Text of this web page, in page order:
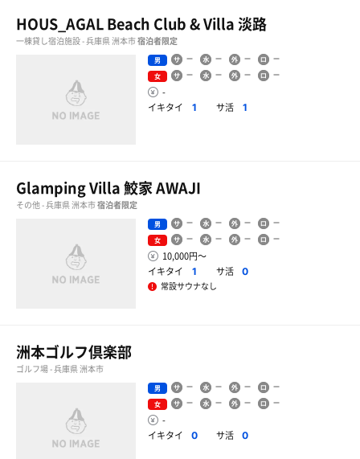
HOUS_AGAL Beach Club & Villa 淡路
一棟貸し宿泊施設 - 兵庫県 洲本市宿泊者限定
男
女
-
イキタイ
1 サ活 1
Glamping Villa 鮫家 AWAJI
その他 - 兵庫県 洲本市宿泊者限定
男
女
10,000円〜
イキタイ
1 サ活
0
常設サウナなし
洲本ゴルフ倶楽部
ゴルフ場 - 兵庫県 洲本市
男
女
-
イキタイ
0 サ活 0